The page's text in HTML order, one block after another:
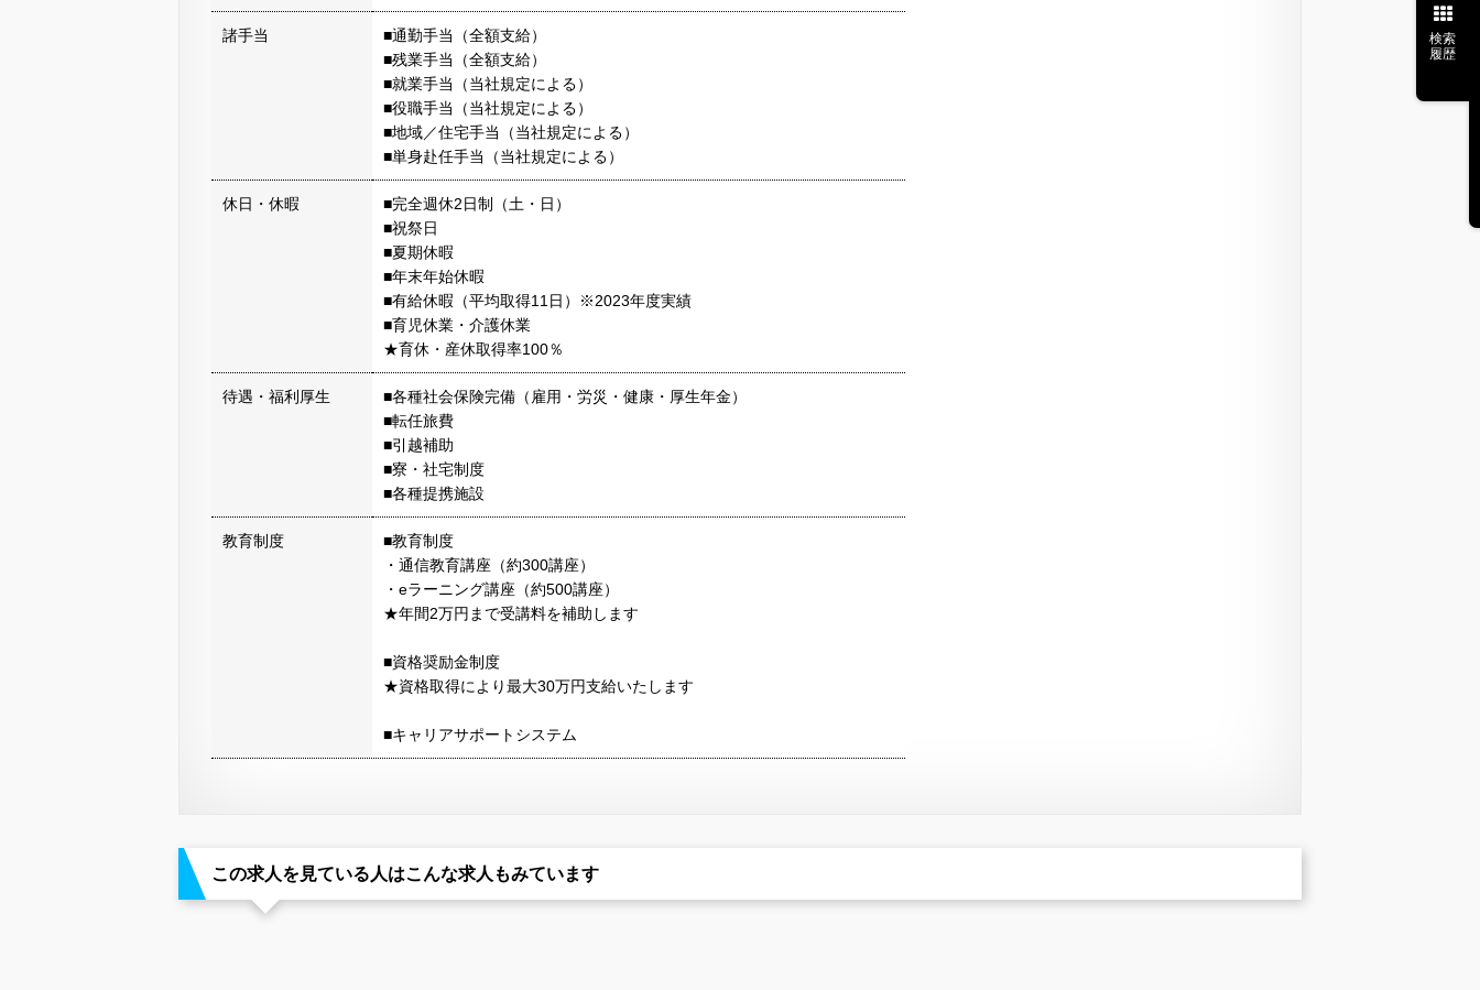
諸手当
■通勤手当（全額支給）
■残業手当（全額支給）
■就業手当（当社規定による）
■役職手当（当社規定による）
■地域／住宅手当（当社規定による）
■単身赴任手当（当社規定による）
休日・休暇
■完全週休2日制（土・日）
■祝祭日
■夏期休暇
■年末年始休暇
■有給休暇（平均取得11日）※2023年度実績
■育児休業・介護休業
★育休・産休取得率100％
待遇・福利厚生
■各種社会保険完備（雇用・労災・健康・厚生年金）
■転任旅費
■引越補助
■寮・社宅制度
■各種提携施設
教育制度
■教育制度
・通信教育講座（約300講座）
・eラーニング講座（約500講座）
★年間2万円まで受講料を補助します
■資格奨励金制度
★資格取得により最大30万円支給いたします
■キャリアサポートシステム
この求人を見ている人はこんな求人もみています
検索
履歴